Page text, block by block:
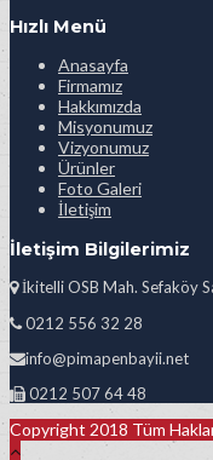
Hızlı Menü
Anasayfa
Firmamız
Hakkımızda
Misyonumuz
Vizyonumuz
Ürünler
Foto Galeri
İletişim
İletişim Bilgilerimiz
İkitelli OSB Mah. Sefaköy
0212 556 32 28
info@pimapenbayii.net
0212 507 64 48
Copyright 2018 Tüm